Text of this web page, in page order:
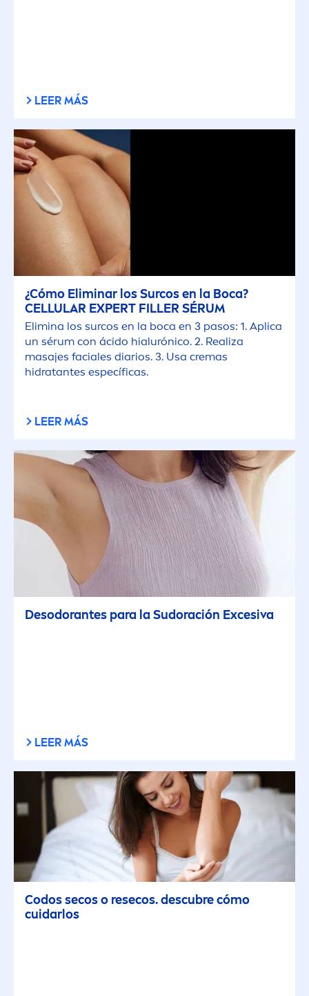
LEER MÁS
¿Cómo Eliminar los Surcos en la Boca?
CELLULAR EXPERT FILLER SÉRUM
Elimina los surcos en la boca en 3 pasos: 1. Aplica
un sérum con ácido hialurónico. 2. Realiza
masajes faciales diarios. 3. Usa cremas
hidratantes específicas.
LEER MÁS
Desodorantes para la Sudoración Excesiva
LEER MÁS
Codos secos o resecos. descubre cómo
cuidarlos